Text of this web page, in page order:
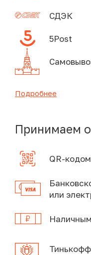
СДЭК
5Post
Подробнее
Принимаем
QR-
или